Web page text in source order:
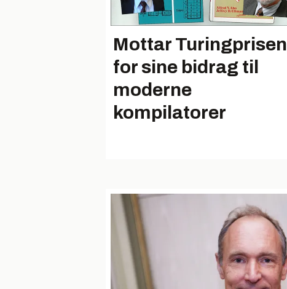
Mottar Turingprisen
for sine bidrag til
moderne
kompilatorer